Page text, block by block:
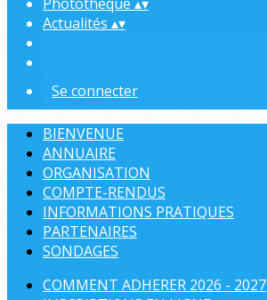
Actualités ▴▾
Se connecter
BIENVENUE
ANNUAIRE
ORGANISATION
COMPTE-RENDUS
INFORMATIONS PRATIQUES
PARTENAIRES
SONDAGES
COMMENT ADHERER 2026 - 2027